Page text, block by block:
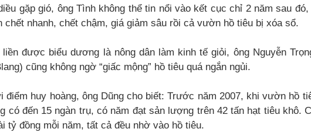
gặp gió, ông Tình không thể tin nổi vào kết cục chỉ 2 năm sau
chết nhanh, chết chậm, giá giảm sâu rồi cả vườn hồ tiêu bị xóa sổ.
liền được biểu dương là nông dân làm kinh tế giỏi, ông Nguyễn
cũng không ngờ “giấc mộng” hồ tiêu quá ngắn ngủi.
điểm huy hoàng, ông Dũng cho biết: Trước năm 2007, khi vườn hồ
có đến 15 ngàn trụ, có năm đạt sản lượng trên 42 tấn hạt tiêu khô.
tỷ đồng mỗi năm, tất cả đều nhờ vào hồ tiêu.